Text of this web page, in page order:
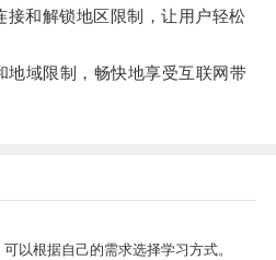
接和解锁地区限制，让用户轻松
域限制，畅快地享受互联网带
以根据自己的需求选择学习方式。